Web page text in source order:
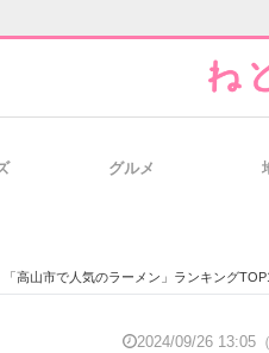
グルメ
「高山市で人気のラーメン」ランキングTOP10！ 1位は「飛騨高山
2024/09/26 13:05（